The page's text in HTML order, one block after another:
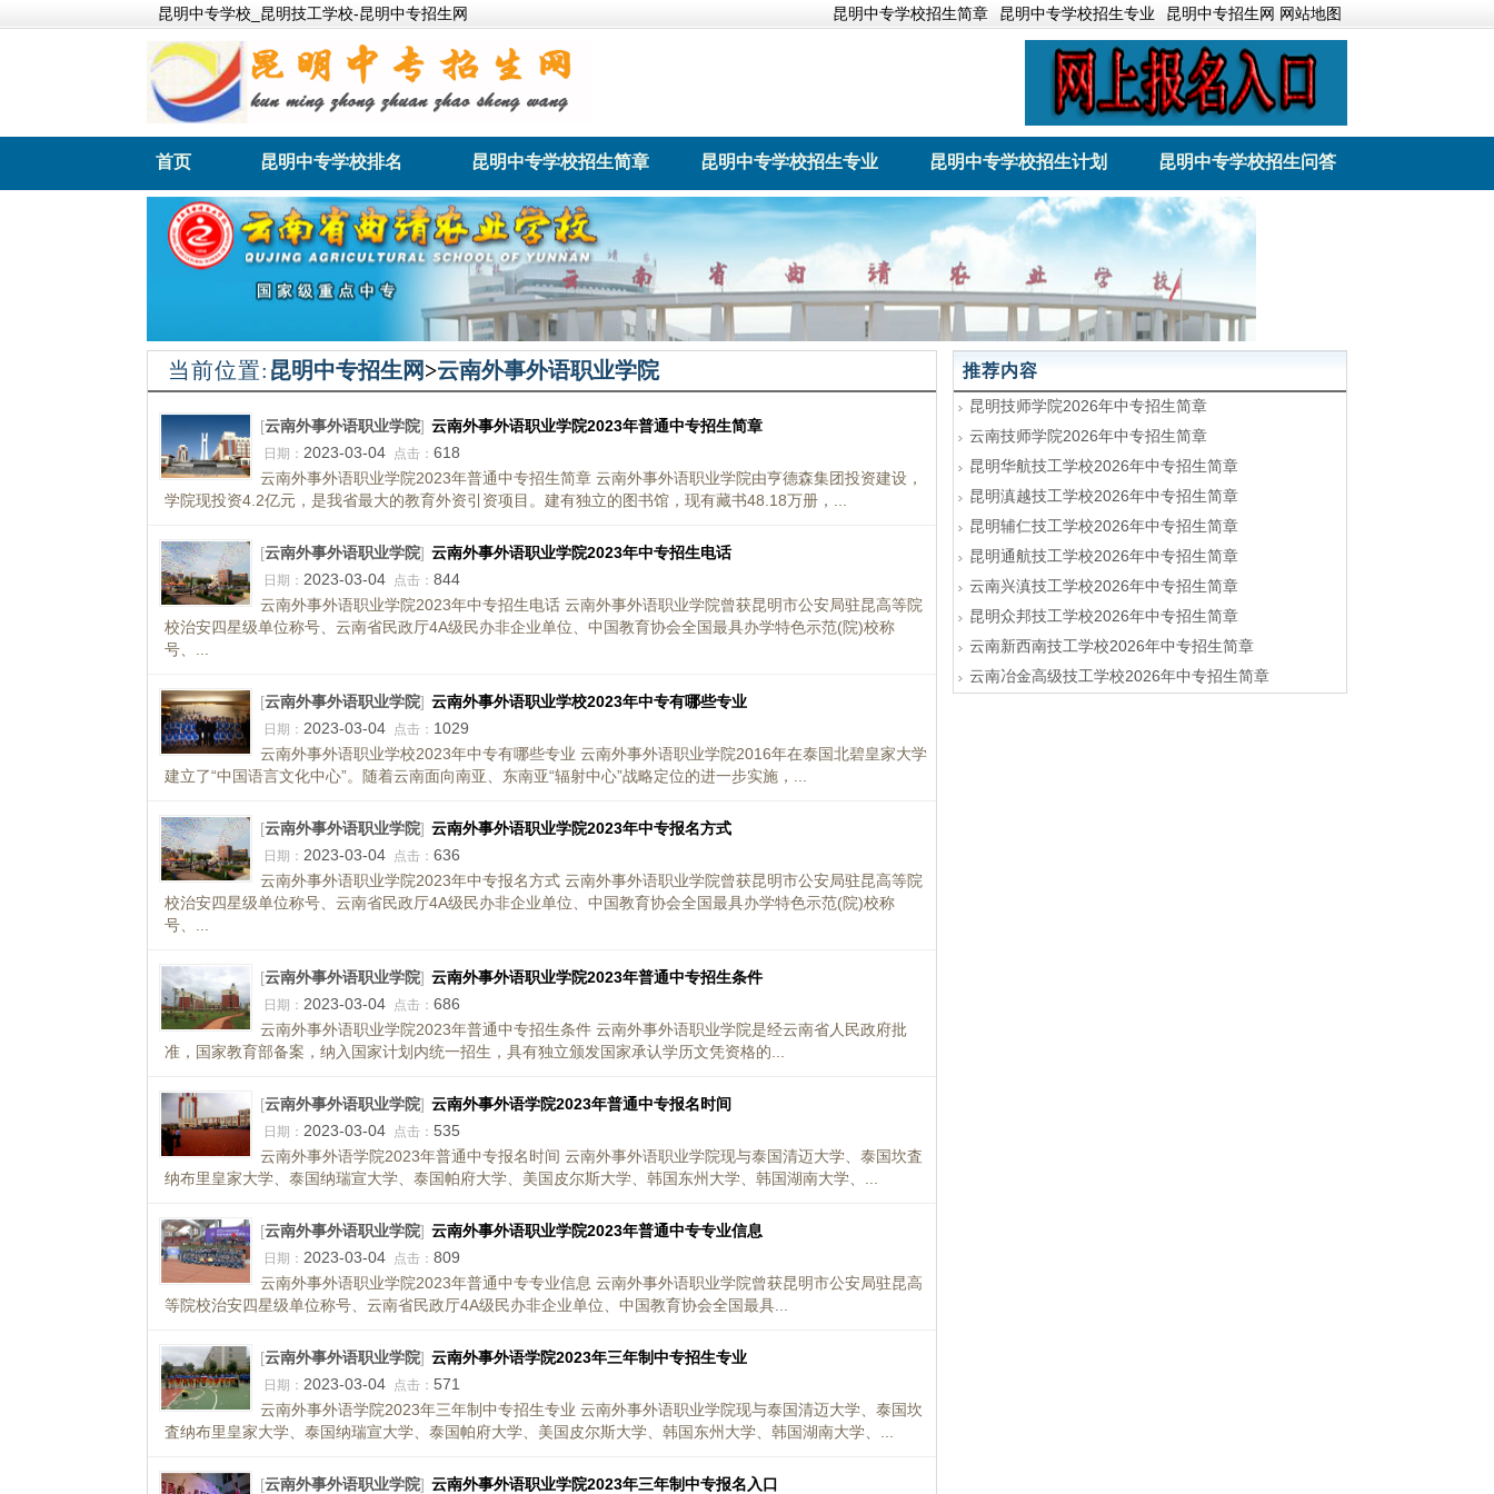
昆明中专学校_昆明技工学校-昆明中专招生网 昆明中专学校招生简章 昆明中专学校招生专业 昆明中专招生网 网站地图
首页 昆明中专学校排名 昆明中专学校招生简章 昆明中专学校招生专业 昆明中专学校招生计划 昆明中专学校招生问答
昆明卫生职业学院 昆明财经管理学校
云南省骨伤科中等专业
云南新兴职业学院 云南林业职业技术学院
当前位置: 昆明中专招生网>云南外事外语职业学院
[云南外事外语职业学院] 云南外事外语职业学院2023年普通中专招生简章
日期： 2023-03-04 点击： 618
云南外事外语职业学院2023年普通中专招生简章 云南外事外语职业学院由亨德森集团投资建设，
学院现投资4.2亿元，是我省最大的教育外资引资项目。建有独立的图书馆，现有藏书48.18万册，...
[云南外事外语职业学院] 云南外事外语职业学院2023年中专招生电话
日期： 2023-03-04 点击： 844
云南外事外语职业学院2023年中专招生电话 云南外事外语职业学院曾获昆明市公安局驻昆高等院
校治安四星级单位称号、云南省民政厅4A级民办非企业单位、中国教育协会全国最具办学特色示范(院)校称
号、...
[云南外事外语职业学院] 云南外事外语职业学校2023年中专有哪些专业
日期： 2023-03-04 点击： 1029
云南外事外语职业学校2023年中专有哪些专业 云南外事外语职业学院2016年在泰国北碧皇家大学
建立了“中国语言文化中心”。随着云南面向南亚、东南亚“辐射中心”战略定位的进一步实施，...
[云南外事外语职业学院] 云南外事外语职业学院2023年中专报名方式
日期： 2023-03-04 点击： 636
云南外事外语职业学院2023年中专报名方式 云南外事外语职业学院曾获昆明市公安局驻昆高等院
校治安四星级单位称号、云南省民政厅4A级民办非企业单位、中国教育协会全国最具办学特色示范(院)校称
号、...
[云南外事外语职业学院] 云南外事外语职业学院2023年普通中专招生条件
日期： 2023-03-04 点击： 686
云南外事外语职业学院2023年普通中专招生条件 云南外事外语职业学院是经云南省人民政府批
准，国家教育部备案，纳入国家计划内统一招生，具有独立颁发国家承认学历文凭资格的...
[云南外事外语职业学院] 云南外事外语学院2023年普通中专报名时间
日期： 2023-03-04 点击： 535
云南外事外语学院2023年普通中专报名时间 云南外事外语职业学院现与泰国清迈大学、泰国坎査
纳布里皇家大学、泰国纳瑞宣大学、泰国帕府大学、美国皮尔斯大学、韩国东州大学、韩国湖南大学、...
[云南外事外语职业学院] 云南外事外语职业学院2023年普通中专专业信息
日期： 2023-03-04 点击： 809
云南外事外语职业学院2023年普通中专专业信息 云南外事外语职业学院曾获昆明市公安局驻昆高
等院校治安四星级单位称号、云南省民政厅4A级民办非企业单位、中国教育协会全国最具...
[云南外事外语职业学院] 云南外事外语学院2023年三年制中专招生专业
日期： 2023-03-04 点击： 571
云南外事外语学院2023年三年制中专招生专业 云南外事外语职业学院现与泰国清迈大学、泰国坎
査纳布里皇家大学、泰国纳瑞宣大学、泰国帕府大学、美国皮尔斯大学、韩国东州大学、韩国湖南大学、...
[云南外事外语职业学院] 云南外事外语职业学院2023年三年制中专报名入口
推荐内容
昆明技师学院2026年中专招生简章
云南技师学院2026年中专招生简章
昆明华航技工学校2026年中专招生简章
昆明滇越技工学校2026年中专招生简章
昆明辅仁技工学校2026年中专招生简章
昆明通航技工学校2026年中专招生简章
云南兴滇技工学校2026年中专招生简章
昆明众邦技工学校2026年中专招生简章
云南新西南技工学校2026年中专招生简章
云南冶金高级技工学校2026年中专招生简章